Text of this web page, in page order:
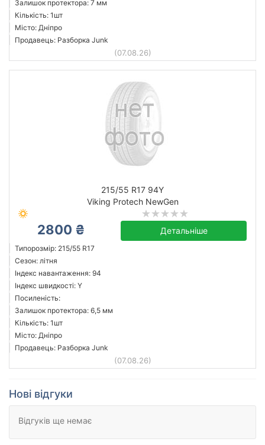
Залишок протектора: 7 мм
Кількість: 1шт
Місто: Дніпро
Продавець: Разборка Junk
(07.08.26)
215/55 R17 94Y
Viking Protech NewGen
2800 ₴ Детальніше
Типорозмір: 215/55 R17
Сезон: літня
Індекс навантаження: 94
Індекс швидкості: Y
Посиленість:
Залишок протектора: 6,5 мм
Кількість: 1шт
Місто: Дніпро
Продавець: Разборка Junk
(07.08.26)
Нові відгуки
Відгуків ще немає